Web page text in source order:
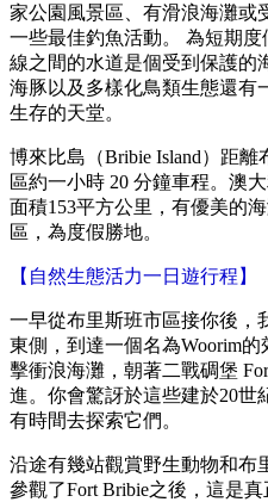
家公園風景區、有滑浪海灘或
一些最佳釣魚活動。 為短期度
線之間的水道是個受到保護的
海豚以及多樣化鳥類生態還有
生存的天堂。
博來比島（Bribie Island）距離
區約一小時 20 分鐘車程。澳
面積153平方公里，有優美的
區，為度假勝地。
【 自然生態活力一日遊行程 】
一早從布里斯班市區接你後，
東側，到達一個名為Woorim
擊衝浪海灘，朝著二戰碉堡
進。 你會驚訝於這些建於20世
有時間去探索它們。
沿途有幾站觀賞野生動物和布
參觀了Fort Bribie之後，這是